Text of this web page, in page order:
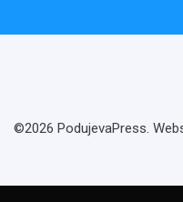
©2026 PodujevaPress.